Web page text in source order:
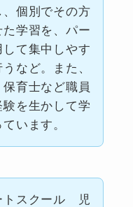
個別でその方
学習を、パー
て集中しやす
など。また、
育士など職員
を生かして学
います。
トスクール 児